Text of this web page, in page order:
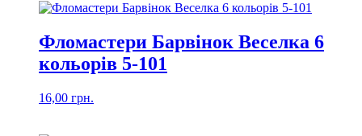
Фломастери Барвінок Веселка 6
кольорів 5-101
16,00 грн.